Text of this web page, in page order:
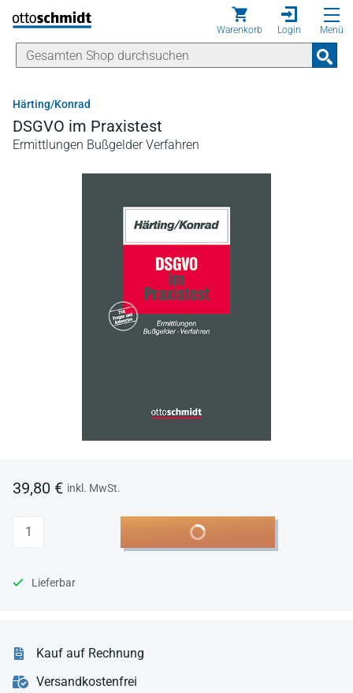
Direkt zum Inhalt
Warenkorb Login Menü
Härting/Konrad
DSGVO im Praxistest
Ermittlungen Bußgelder Verfahren
39,80 € inkl. MwSt.
Anzahl In den Warenkorb
Lieferbar
Kauf auf Rechnung
Versandkostenfrei